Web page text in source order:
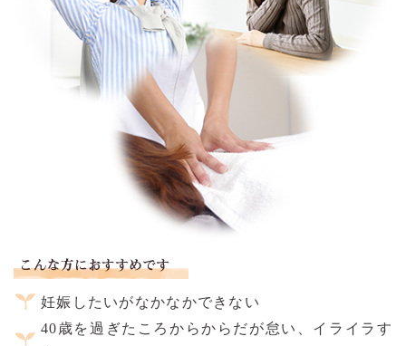
妊娠したいがなかなかできない
40歳を過ぎたころからからだが怠い、イライラす